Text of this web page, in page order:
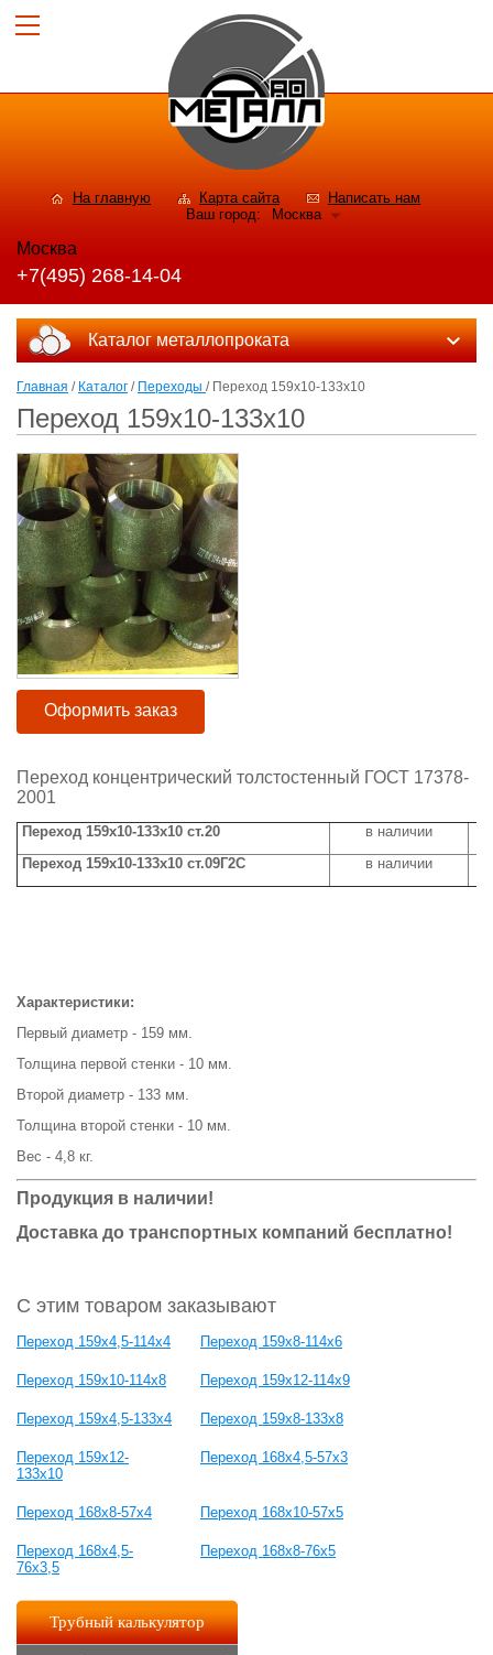
На главную Карта сайта
Написать нам
Ваш город:
Москва
Москва
+7(495) 268-14-04
Каталог металлопроката
Главная / Каталог / Переходы / Переход 159х10-133х10
Переход 159х10-133х10
Оформить заказ
Переход концентрический толстостенный ГОСТ 17378-
2001
Переход 159х10-133х10 ст.20
в наличии
Переход 159х10-133х10 ст.09Г2С
в наличии
Характеристики:
Первый диаметр - 159 мм.
Толщина первой стенки - 10 мм.
Второй диаметр - 133 мм.
Толщина второй стенки - 10 мм.
Вес - 4,8 кг.
Продукция в наличии!
Доставка до транспортных компаний бесплатно!
С этим товаром заказывают
Переход 159х4,5-114х4 Переход 159х8-114х6
Переход 159х10-114х8 Переход 159х12-114х9
Переход 159х4,5-133х4 Переход 159х8-133х8
Переход 159х12-
133х10
Переход 168х4,5-57х3
Переход 168х8-57х4 Переход 168х10-57х5
Переход 168х4,5-
76х3,5
Переход 168х8-76х5
Трубный калькулятор